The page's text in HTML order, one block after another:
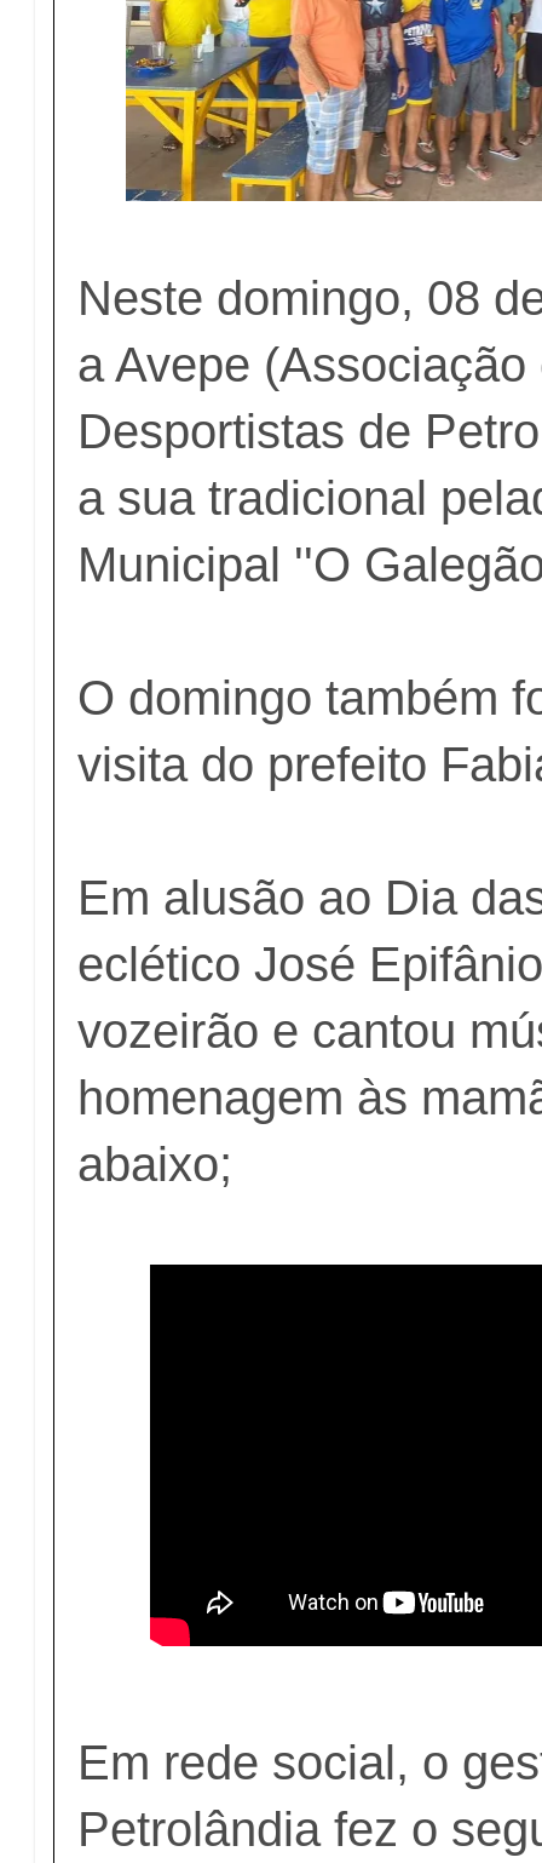
Neste domingo, 08
a Avepe
Desportistas de
a sua tradicional
Municipal ''O
O domingo também
visita do prefeito
Em alusão ao Dia
eclético José
vozeirão e cantou
homenagem às
abaixo;
Em rede social, o
Petrolândia fez o